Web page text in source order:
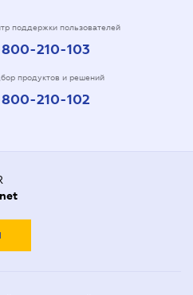
поддержки пользователей
210-103
продуктов и решений
210-102